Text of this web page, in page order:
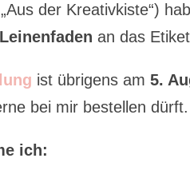
der Kreativkiste“)
Leinenfaden an das
ist übrigens am5.
bei mir bestellen dürft.
ich: